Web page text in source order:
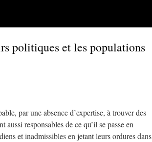
politiques et les populations
par une absence d’expertise, à trouver des
responsables de ce qu’il se passe en
et inadmissibles en jetant leurs ordures dans